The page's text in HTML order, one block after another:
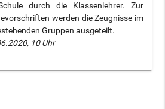
durch die Klassenlehrer. Zur
werden die Zeugnisse im
Gruppen ausgeteilt.
10 Uhr